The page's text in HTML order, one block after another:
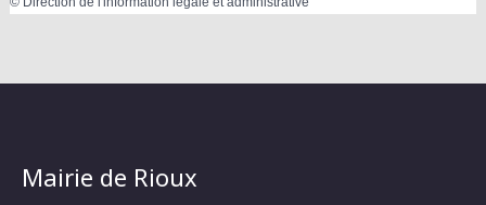
Mairie de Rioux